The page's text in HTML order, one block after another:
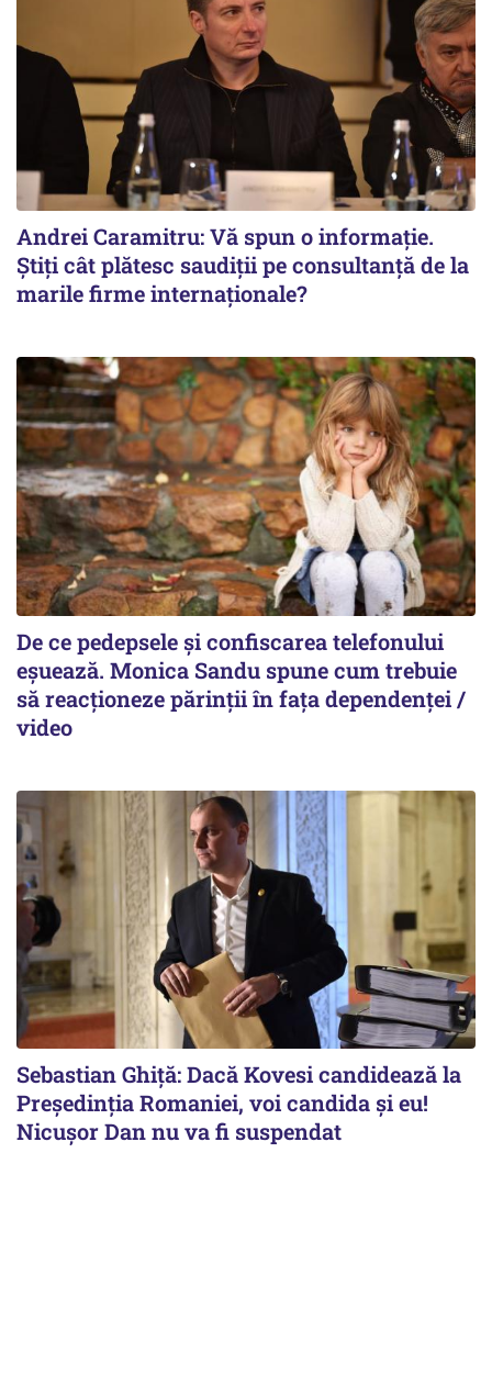
Andrei Caramitru: Vă spun o informație.
Știți cât plătesc saudiții pe consultanță de la
marile firme internaționale?
De ce pedepsele și confiscarea telefonului
eșuează. Monica Sandu spune cum trebuie
să reacționeze părinții în fața dependenței /
video
Sebastian Ghiță: Dacă Kovesi candidează la
Președinția Romaniei, voi candida și eu!
Nicușor Dan nu va fi suspendat